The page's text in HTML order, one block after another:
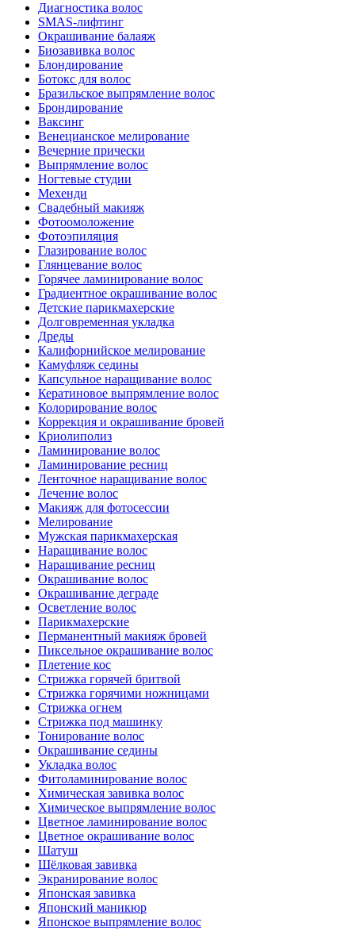
Диагностика волос
SMAS-лифтинг
Окрашивание балаяж
Биозавивка волос
Блондирование
Ботокс для волос
Бразильское выпрямление волос
Брондирование
Ваксинг
Венецианское мелирование
Вечерние прически
Выпрямление волос
Ногтевые студии
Мехенди
Свадебный макияж
Фотоомоложение
Фотоэпиляция
Глазирование волос
Глянцевание волос
Горячее ламинирование волос
Градиентное окрашивание волос
Детские парикмахерские
Долговременная укладка
Дреды
Калифорнийское мелирование
Камуфляж седины
Капсульное наращивание волос
Кератиновое выпрямление волос
Колорирование волос
Коррекция и окрашивание бровей
Криолиполиз
Ламинирование волос
Ламинирование ресниц
Ленточное наращивание волос
Лечение волос
Макияж для фотосессии
Мелирование
Мужская парикмахерская
Наращивание волос
Наращивание ресниц
Окрашивание волос
Окрашивание деграде
Осветление волос
Парикмахерские
Перманентный макияж бровей
Пиксельное окрашивание волос
Плетение кос
Стрижка горячей бритвой
Стрижка горячими ножницами
Стрижка огнем
Стрижка под машинку
Тонирование волос
Окрашивание седины
Укладка волос
Фитоламинирование волос
Химическая завивка волос
Химическое выпрямление волос
Цветное ламинирование волос
Цветное окрашивание волос
Шатуш
Шёлковая завивка
Экранирование волос
Японская завивка
Японский маникюр
Японское выпрямление волос